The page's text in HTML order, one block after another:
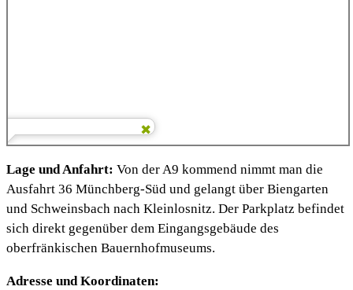
Lage und Anfahrt: Von der A9 kommend nimmt man die
Ausfahrt 36 Münchberg-Süd und gelangt über Biengarten
und Schweinsbach nach Kleinlosnitz. Der Parkplatz befindet
sich direkt gegenüber dem Eingangsgebäude des
oberfränkischen Bauernhofmuseums.
Adresse und Koordinaten: